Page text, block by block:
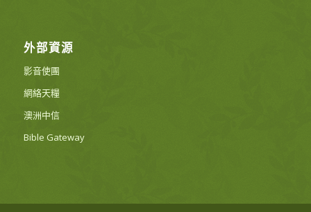
外部資源
影音使團
網絡天糧
澳洲中信
Bible Gateway